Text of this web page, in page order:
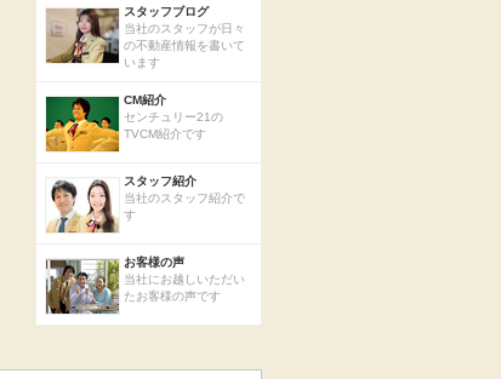
スタッフブログ
当社のスタッフが日々
の不動産情報を書いて
います
CM紹介
センチュリー21の
TVCM紹介です
スタッフ紹介
当社のスタッフ紹介で
す
お客様の声
当社にお越しいただい
たお客様の声です